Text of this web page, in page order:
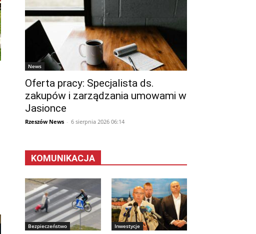
News
Oferta pracy: Specjalista ds.
zakupów i zarządzania umowami w
Jasionce
Rzeszów News - 6 sierpnia 2026 06:14
KOMUNIKACJA
Bezpieczeństwo Inwestycje